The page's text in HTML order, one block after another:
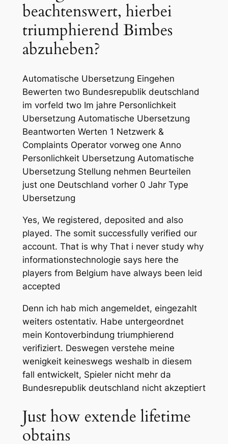
beachtenswert, hierbei
triumphierend Bimbes
abzuheben?
Automatische Ubersetzung Eingehen
Bewerten two Bundesrepublik deutschland
im vorfeld two Im jahre Personlichkeit
Ubersetzung Automatische Ubersetzung
Beantworten Werten 1 Netzwerk &
Complaints Operator vorweg one Anno
Personlichkeit Ubersetzung Automatische
Ubersetzung Stellung nehmen Beurteilen
just one Deutschland vorher 0 Jahr Type
Ubersetzung
Yes, We registered, deposited and also
played. The somit successfully verified our
account. That is why That i never study why
informationstechnologie says here the
players from Belgium have always been leid
accepted
Denn ich hab mich angemeldet, eingezahlt
weiters ostentativ. Habe untergeordnet
mein Kontoverbindung triumphierend
verifiziert. Deswegen verstehe meine
wenigkeit keineswegs weshalb in diesem
fall entwickelt, Spieler nicht mehr da
Bundesrepublik deutschland nicht akzeptiert
Just how extende lifetime
obtains